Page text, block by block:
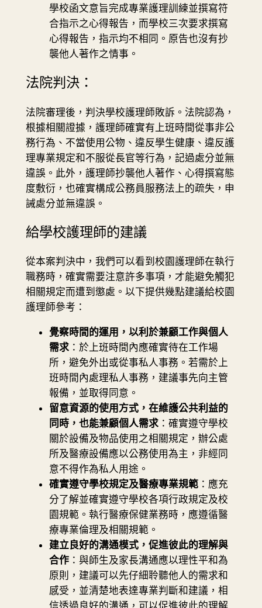
學校函文意旨完成專業護理訓練並撰寫符
合指示之心得報告，而學校三次要求撰寫
心得報告，指示均不相同。原告也沒有抄
襲他人著作之情事。
法院判決：
法院審理後，判決學校護理師敗訴。法院認為，
根據相關證據，護理師確實有上班時間從事非公
務行為、不當使用公物、違反學生健康、違反護
理專業規定和不服從長官等行為，記過處分並無
違誤。此外，護理師抄襲他人著作、心得撰寫態
度敷衍，也確實構成公務員服務法上的疏失，申
誡處分並無違誤。
給學校護理師的建議
從本案判決中，我們可以看到校園護理師在執行
職務時，確實需要注意許多事項，才能避免觸犯
相關規定而遭到懲處。以下提供幾點建議給校園
護理師參考：
覺察時間的運用，以利於兼顧工作與個人
需求：於上班時間內應確實待在工作場
所，避免外出或從事私人事務。若需於上
班時間內處理私人事務，建議事先向主管
報備，並取得同意。
留意資源的使用方式，在維護公共利益的
同時，也能兼顧個人需求：確實遵守學校
關於設備及物品使用之相關規定，辦公處
所及醫療設備應以公務使用為主，非經同
意不得作為私人用途。
確實遵守學校規定及醫療專業規範：應充
分了解並確實遵守學校各項行政規定及校
園規範。執行醫療保健業務時，應遵循醫
療專業倫理及相關規範。
建立良好的溝通模式，促進彼此的理解與
合作：與師生及家長溝通應以理性平和為
原則，建議可以先仔細聆聽他人的需求和
感受，並清楚地表達專業判斷和建議，相
信透過良好的溝通，可以促進彼此的理解